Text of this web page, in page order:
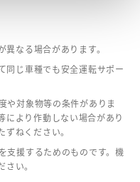
なる場合があります。
同じ車種でも安全運転サポー
や対象物等の条件がありま
により作動しない場合があり
ねください。
支援するためのものです。機
い。